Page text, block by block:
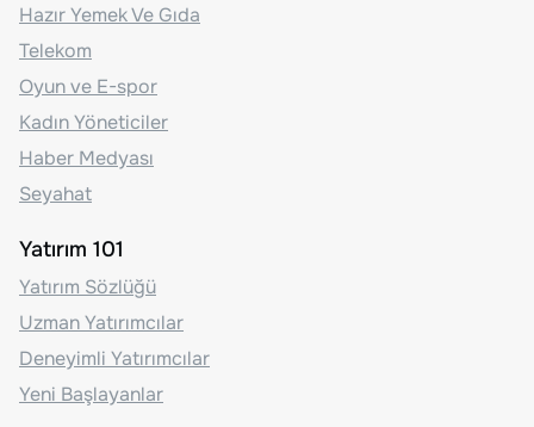
Hazır Yemek Ve Gıda
Telekom
Oyun ve E-spor
Kadın Yöneticiler
Haber Medyası
Seyahat
Yatırım 101
Yatırım Sözlüğü
Uzman Yatırımcılar
Deneyimli Yatırımcılar
Yeni Başlayanlar